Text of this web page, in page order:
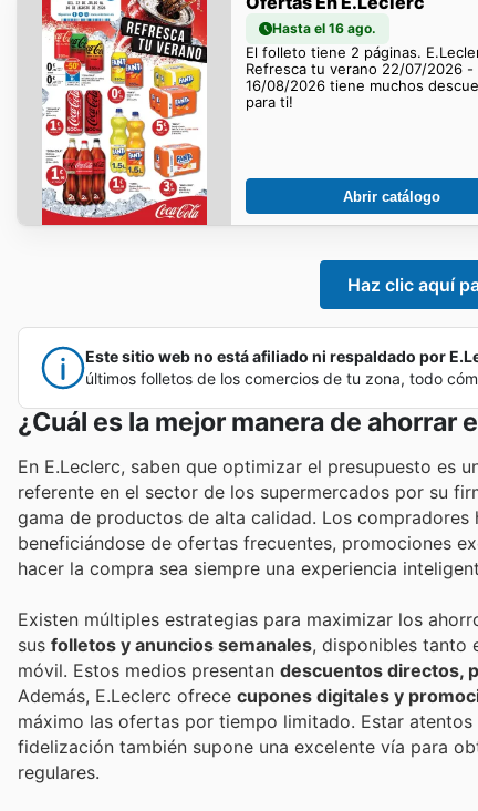
Hasta el 16 ago.
El folleto tiene 2 páginas.
Refresca tu verano 22/07/2026 -
16/08/2026 tiene muchos
para ti!
Abrir catálogo
Haz clic aquí
Este sitio web no está afiliado ni respaldado por
últimos folletos de los comercios de tu zona, todo
¿Cuál es la mejor manera de ahorrar
En E.Leclerc, saben que optimizar el presupuesto es
referente en el sector de los supermercados por su
gama de productos de alta calidad. Los compradores
beneficiándose de ofertas frecuentes, promociones
hacer la compra sea siempre una experiencia
Existen múltiples estrategias para maximizar los
sus folletos y anuncios semanales, disponibles tanto
móvil. Estos medios presentan descuentos directos,
Además, E.Leclerc ofrece cupones digitales y
máximo las ofertas por tiempo limitado. Estar atentos
fidelización también supone una excelente vía para
regulares.